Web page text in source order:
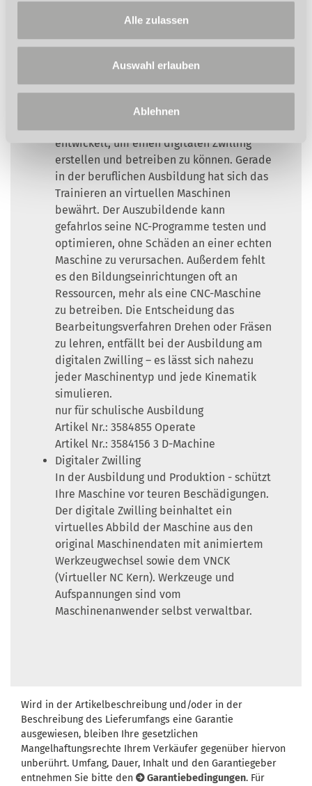
Alle zulassen
Auswahl erlauben
Ablehnen
Basis Gewährleistung RSV 24 bzw. 36
Monate Artikel Nr. 3589038
Informationen zur Gewährleistung unter
Run MyVirtual Machine 3D
Die Siemens AG hat mit Ihrem Produkt Run
entwickelt, um einen digitalen Zwilling
erstellen und betreiben zu können. Gerade
in der beruflichen Ausbildung hat sich das
Trainieren an virtuellen Maschinen
bewährt. Der Auszubildende kann
gefahrlos seine NC-Programme testen und
optimieren, ohne Schäden an einer echten
Maschine zu verursachen. Außerdem fehlt
es den Bildungseinrichtungen oft an
Ressourcen, mehr als eine CNC-Maschine
zu betreiben. Die Entscheidung das
Bearbeitungsverfahren Drehen oder Fräsen
zu lehren, entfällt bei der Ausbildung am
digitalen Zwilling – es lässt sich nahezu
jeder Maschinentyp und jede Kinematik
simulieren.
nur für schulische Ausbildung
Artikel Nr.: 3584855 Operate
Artikel Nr.: 3584156 3 D-Machine
Digitaler Zwilling
In der Ausbildung und Produktion - schützt
Ihre Maschine vor teuren Beschädigungen.
Der digitale Zwilling beinhaltet ein
virtuelles Abbild der Maschine aus den
original Maschinendaten mit animiertem
Werkzeugwechsel sowie dem VNCK
(Virtueller NC Kern). Werkzeuge und
Aufspannungen sind vom
Maschinenanwender selbst verwaltbar.
Wird in der Artikelbeschreibung und/oder in der
Beschreibung des Lieferumfangs eine Garantie
ausgewiesen, bleiben Ihre gesetzlichen
Mangelhaftungsrechte Ihrem Verkäufer gegenüber hiervon
unberührt. Umfang, Dauer, Inhalt und den Garantiegeber
entnehmen Sie bitte den
Garantiebedingungen. Für